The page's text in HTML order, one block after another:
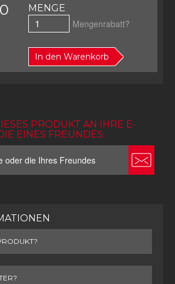
MENGE
Mengenrabatt?
In den Warenkorb
PRODUKT AN IHRE E-
EINES FREUNDES: